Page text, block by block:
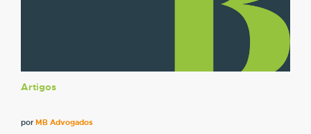
Artigos
porMB Advogados